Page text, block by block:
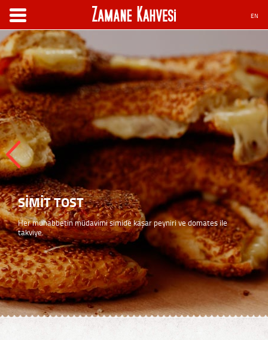
EN
SİMİT TOST
Her muhabbetin müdavimi simide kaşar peyniri ve domates ile
takviye.